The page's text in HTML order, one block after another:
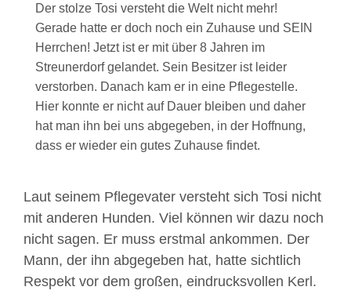
Der stolze Tosi versteht die Welt nicht mehr!
Gerade hatte er doch noch ein Zuhause und SEIN
Herrchen! Jetzt ist er mit über 8 Jahren im
Streunerdorf gelandet. Sein Besitzer ist leider
verstorben. Danach kam er in eine Pflegestelle.
Hier konnte er nicht auf Dauer bleiben und daher
hat man ihn bei uns abgegeben, in der Hoffnung,
dass er wieder ein gutes Zuhause findet.
Laut seinem Pflegevater versteht sich Tosi nicht
mit anderen Hunden. Viel können wir dazu noch
nicht sagen. Er muss erstmal ankommen. Der
Mann, der ihn abgegeben hat, hatte sichtlich
Respekt vor dem großen, eindrucksvollen Kerl.